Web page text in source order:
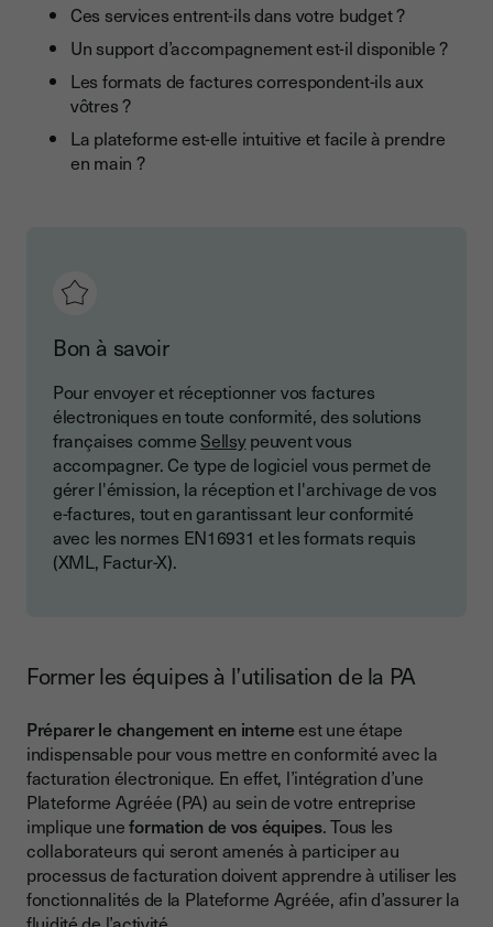
Ces services entrent-ils dans votre budget ?
Un support d’accompagnement est-il disponible ?
Les formats de factures correspondent-ils aux
vôtres ?
La plateforme est-elle intuitive et facile à prendre
en main ?
Bon à savoir
Pour envoyer et réceptionner vos factures
électroniques en toute conformité, des solutions
françaises commeSellsypeuvent vous
accompagner. Ce type de logiciel vous permet de
gérer l'émission, la réception et l'archivage de vos
e-factures, tout en garantissant leur conformité
avec les normes EN16931 et les formats requis
(XML, Factur-X).
Former les équipes à l’utilisation de la PA
Préparer le changement en interneest une étape
indispensable pour vous mettre en conformité avec la
facturation électronique. En effet, l’intégration d’une
Plateforme Agréée (PA) au sein de votre entreprise
implique uneformation de vos équipes. Tous les
collaborateurs qui seront amenés à participer au
processus de facturation doivent apprendre à utiliser les
fonctionnalités de la Plateforme Agréée, afin d’assurer la